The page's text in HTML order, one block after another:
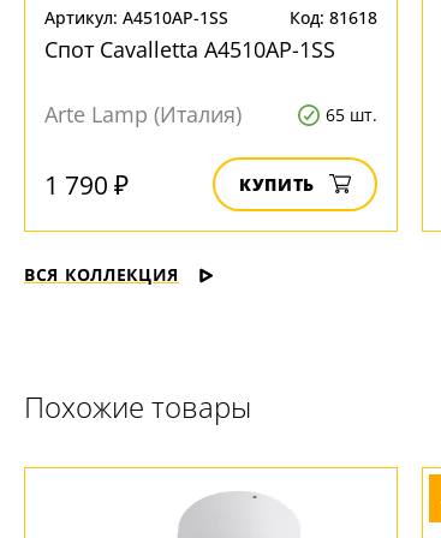
Артикул: A4510AP-1SS Код: 81618
Спот Cavalletta A4510AP-1SS
Arte Lamp (Италия) 65 шт.
1 790 ₽ КУПИТЬ
ВСЯ КОЛЛЕКЦИЯ
Похожие товары